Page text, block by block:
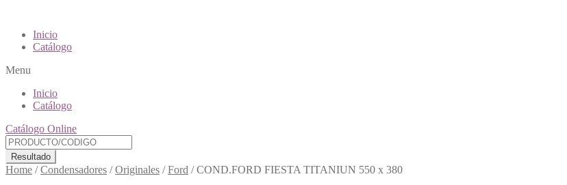
Inicio
Catálogo
Menu
Inicio
Catálogo
Catálogo Online
Resultado
Home /Condensadores /Originales /Ford /COND.FORD FIESTA TITANIUN 550 x 380